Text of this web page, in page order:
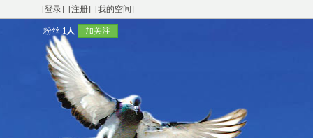
[登录] [注册] [我的空间]
粉丝 1人 加关注